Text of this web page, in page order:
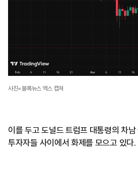
사진=블록뉴스 엑스 캡쳐
이를 두고 도널드 트럼프 대통령의 차남
투자자들 사이에서 화제를 모으고 있다.